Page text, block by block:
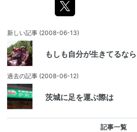
新しい記事 (2008-06-13)
もしも自分が生きてるなら
過去の記事 (2008-06-12)
茨城に足を運ぶ際は
記事一覧